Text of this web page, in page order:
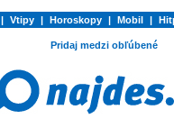
| Vtipy | Horoskopy | Mobil |
Pridaj medzi obľúbené